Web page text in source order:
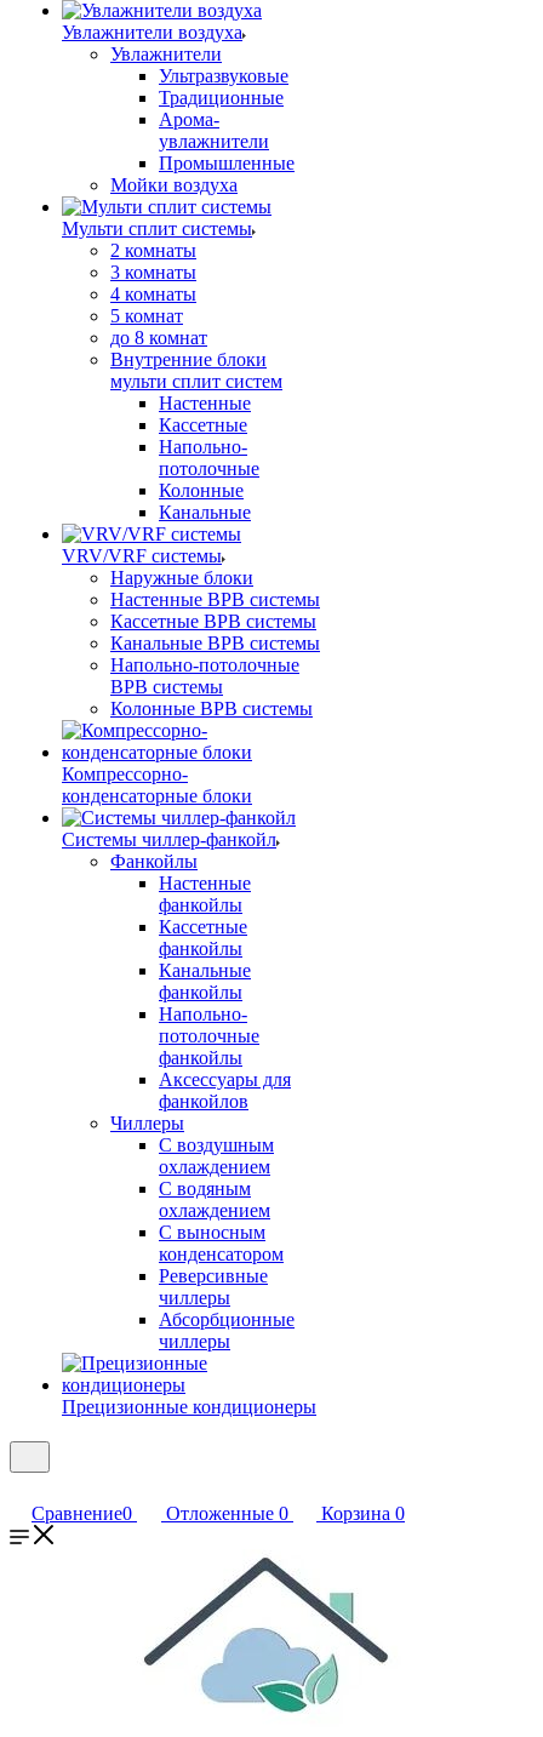
Увлажнители воздуха
Увлажнители
Ультразвуковые
Традиционные
Арома-
увлажнители
Промышленные
Мойки воздуха
Мульти сплит системы
2 комнаты
3 комнаты
4 комнаты
5 комнат
до 8 комнат
Внутренние блоки
мульти сплит систем
Настенные
Кассетные
Напольно-
потолочные
Колонные
Канальные
VRV/VRF системы
Наружные блоки
Настенные ВРВ системы
Кассетные ВРВ системы
Канальные ВРВ системы
Напольно-потолочные
ВРВ системы
Колонные ВРВ системы
Компрессорно-
конденсаторные блоки
Системы чиллер-фанкойл
Фанкойлы
Настенные
фанкойлы
Кассетные
фанкойлы
Канальные
фанкойлы
Напольно-
потолочные
фанкойлы
Аксессуары для
фанкойлов
Чиллеры
С воздушным
охлаждением
С водяным
охлаждением
С выносным
конденсатором
Реверсивные
чиллеры
Абсорбционные
чиллеры
Прецизионные кондиционеры
Сравнение0 Отложенные 0 Корзина 0